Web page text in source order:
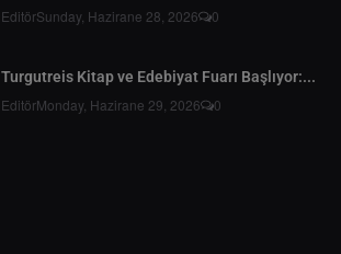
EditörSunday, Hazirane 28, 2026 0
Turgutreis Kitap ve Edebiyat Fuarı Başlıyor:...
EditörMonday, Hazirane 29, 2026 0